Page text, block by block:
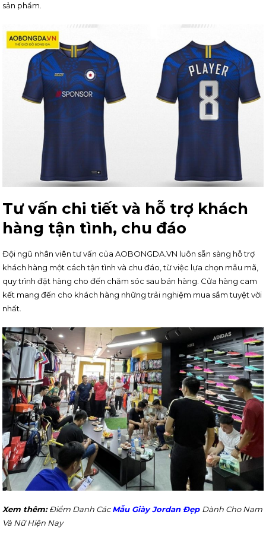
sản phẩm.
Tư vấn chi tiết và hỗ trợ khách
hàng tận tình, chu đáo
Đội ngũ nhân viên tư vấn của AOBONGDA.VN luôn sẵn sàng hỗ trợ
khách hàng một cách tận tình và chu đáo, từ việc lựa chọn mẫu mã,
quy trình đặt hàng cho đến chăm sóc sau bán hàng. Cửa hàng cam
kết mang đến cho khách hàng những trải nghiệm mua sắm tuyệt vời
nhất.
Xem thêm:Điểm Danh CácMẫu Giày Jordan Đẹp Dành Cho Nam
Và Nữ Hiện Nay